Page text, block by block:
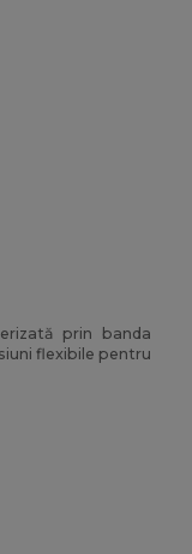
prin banda
flexibile pentru